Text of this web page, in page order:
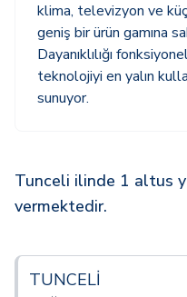
klima, televizyon ve
geniş bir ürün gamına
Dayanıklılığı
teknolojiyi en yalın
sunuyor.
Tunceli ilinde 1 altus
vermektedir.
TUNCELİ